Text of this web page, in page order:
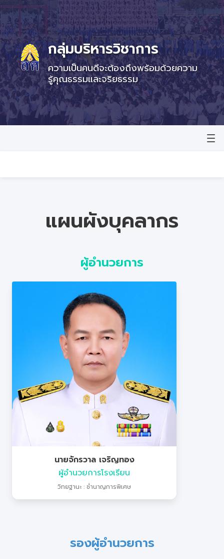
กลุ่มบริหารวิชาการ
ความเป็นคนดีจะต้องถึงพร้อมด้วยความ
รู้คุณธรรมและจริยธรรม
แผนผังบุคลากร
ผู้อำนวยการ
นายจักรวาล เจริญทอง
ผู้อำนวยการโรงเรียน
วิทยฐานะ : ชำนาญการพิเศษ
รองผู้อำนวยการ